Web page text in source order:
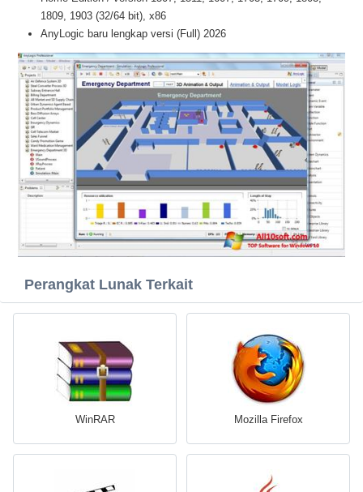
1809, 1903 (32/64 bit), x86
AnyLogic baru lengkap versi (Full) 2026
Perangkat Lunak Terkait
WinRAR Mozilla Firefox